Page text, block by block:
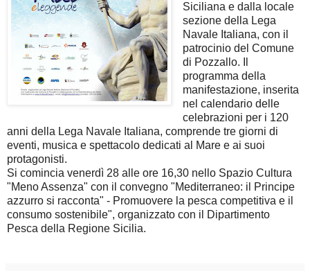
Siciliana e dalla locale
sezione della Lega
Navale Italiana, con il
patrocinio del Comune
di Pozzallo. Il
programma della
manifestazione, inserita
nel calendario delle
celebrazioni per i 120
anni della Lega Navale Italiana, comprende tre giorni di
eventi, musica e spettacolo dedicati al Mare e ai suoi
protagonisti.
Si comincia venerdì 28 alle ore 16,30 nello Spazio Cultura
"Meno Assenza" con il convegno "Mediterraneo: il Principe
azzurro si racconta" - Promuovere la pesca competitiva e il
consumo sostenibile", organizzato con il Dipartimento
Pesca della Regione Sicilia.